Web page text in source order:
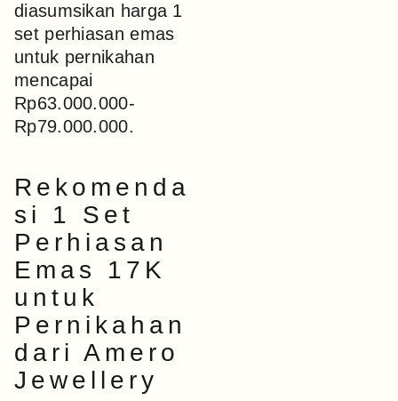
diasumsikan harga 1
set perhiasan emas
untuk pernikahan
mencapai
Rp63.000.000-
Rp79.000.000.
Rekomenda
si 1 Set
Perhiasan
Emas 17K
untuk
Pernikahan
dari Amero
Jewellery